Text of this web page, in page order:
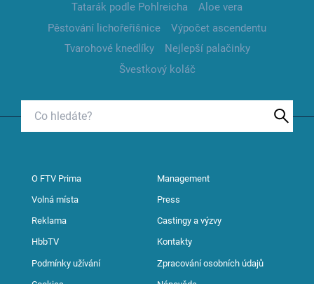
Tatarák podle Pohlreicha
Aloe vera
Pěstování lichořeřišnice
Výpočet ascendentu
Tvarohové knedlíky
Nejlepší palačinky
Švestkový koláč
O FTV Prima Management
Volná místa Press
Reklama Castingy a výzvy
HbbTV Kontakty
Podmínky užívání Zpracování osobních údajů